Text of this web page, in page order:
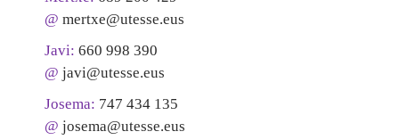
@ mertxe@utesse.eus
Javi: 660 998 390
@ javi@utesse.eus
Josema: 747 434 135
@ josema@utesse.eus